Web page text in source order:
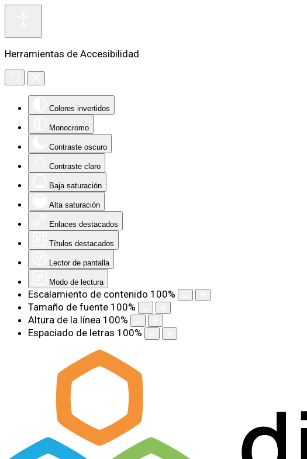
Herramientas de Accesibilidad
Colores invertidos
Monocromo
Contraste oscuro
Contraste claro
Baja saturación
Alta saturación
Enlaces destacados
Títulos destacados
Lector de pantalla
Modo de lectura
Escalamiento de contenido 100%
Tamaño de fuente 100%
Altura de la línea 100%
Espaciado de letras 100%